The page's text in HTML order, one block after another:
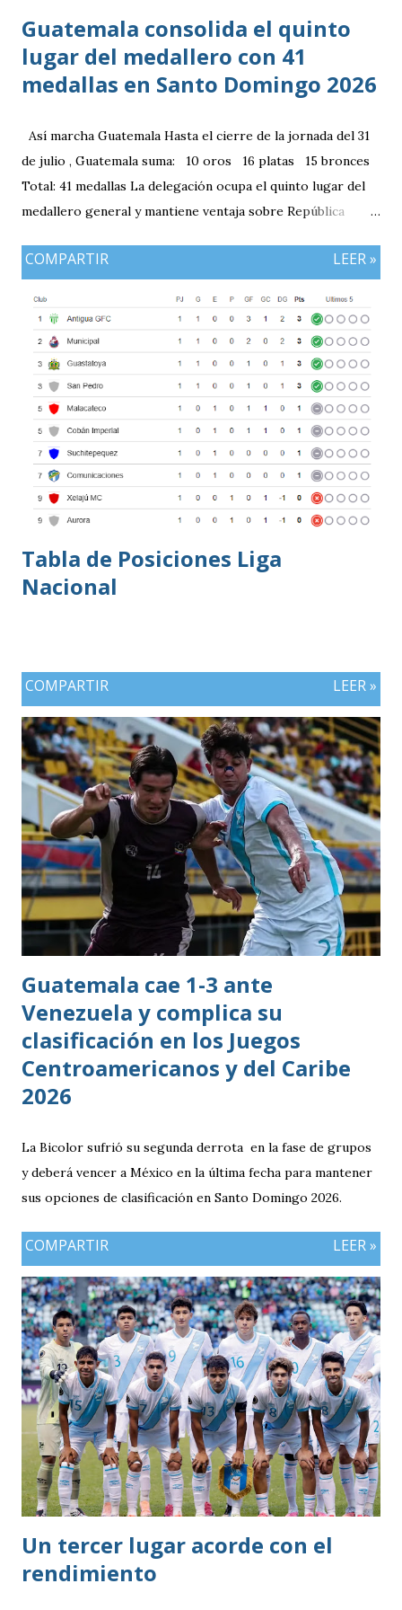
Guatemala consolida el quinto
lugar del medallero con 41
medallas en Santo Domingo 2026
Así marcha Guatemala Hasta el cierre de la jornada del 31
de julio , Guatemala suma: 10 oros 16 platas 15 bronces
Total: 41 medallas La delegación ocupa el quinto lugar del
medallero general y mantiene ventaja sobre República
plata, aunque ambos países registran el mismo número de
COMPARTIR LEER »
Tabla de Posiciones Liga
Nacional
COMPARTIR LEER »
Guatemala cae 1-3 ante
Venezuela y complica su
clasificación en los Juegos
Centroamericanos y del Caribe
2026
La Bicolor sufrió su segunda derrota en la fase de grupos
y deberá vencer a México en la última fecha para mantener
sus opciones de clasificación en Santo Domingo 2026.
COMPARTIR LEER »
Un tercer lugar acorde con el
rendimiento